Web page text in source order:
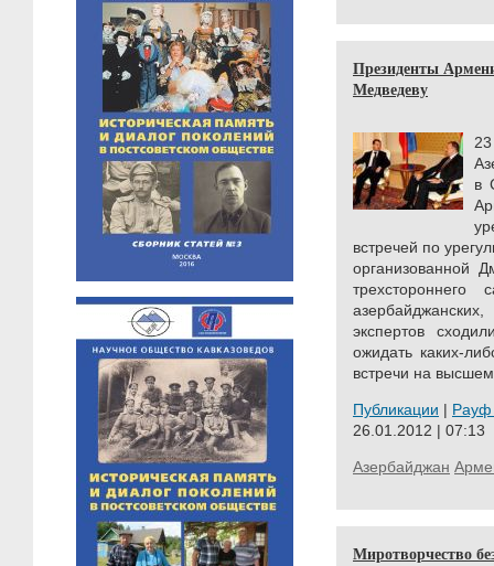
Президенты
Медведеву
в
встречей по
организованной
экспертов
ожидать каких-
встречи на
Публикации |
26.01.2012 | 07:13
Азербайджан
Миротворчество